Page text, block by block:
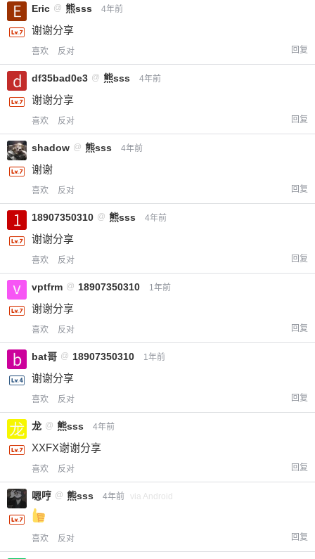
Eric @ 熊sss 4年前
谢谢分享
喜欢 反对 回复
df35bad0e3 @ 熊sss 4年前
谢谢分享
喜欢 反对 回复
shadow @ 熊sss 4年前
谢谢
喜欢 反对 回复
18907350310 @ 熊sss 4年前
谢谢分享
喜欢 反对 回复
vptfrm @ 18907350310 1年前
谢谢分享
喜欢 反对 回复
bat哥 @ 18907350310 1年前
谢谢分享
喜欢 反对 回复
龙 @ 熊sss 4年前
XXFX谢谢分享
喜欢 反对 回复
嗯哼 @ 熊sss 4年前 via Android
喜欢 反对 回复
您没有权限发布内容，请购买会员或者提升权
限。